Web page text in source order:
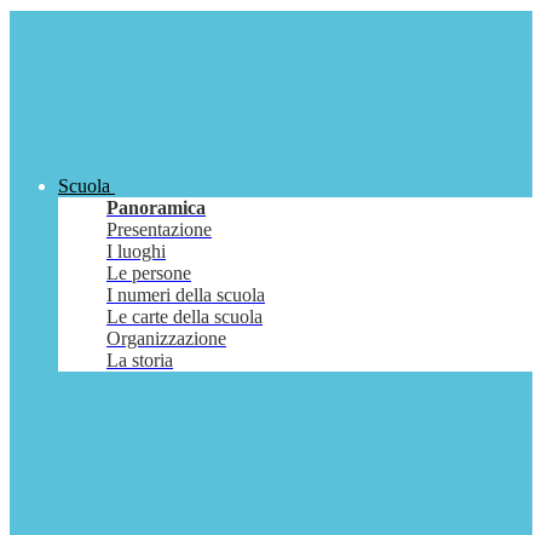
Scuola
Panoramica
Presentazione
I luoghi
Le persone
I numeri della scuola
Le carte della scuola
Organizzazione
La storia